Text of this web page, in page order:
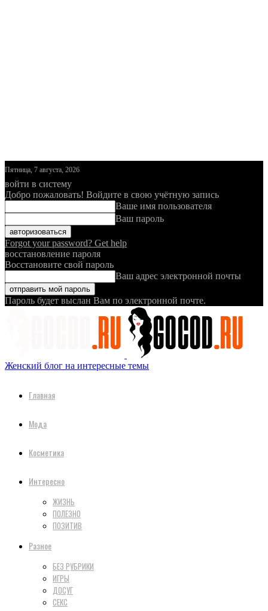
Пятница, 7 августа, 2026
войти в систему
Добро пожаловать! Войдите в свою учётную запись
Ваше имя пользователя
Ваш пароль
Forgot your password? Get help
восстановление пароля
Восстановите свой пароль
Ваш адрес электронной почты
Пароль будет выслан Вам по электронной почте.
Женский блог на интересные темы
Главная
Мода
Косметика
Интересно
ЖИЗНЬ
ПОЛЕЗНО
ПОЗИТИВ
Разное
БЕЗ РУБРИКИ
ИГРЫ
ДОСУГ
СЕКС